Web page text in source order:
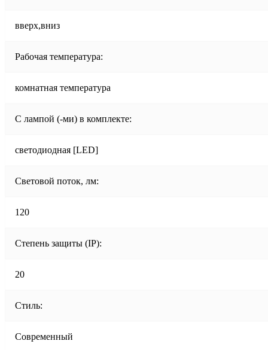
вверх,вниз
Рабочая температура:
комнатная температура
С лампой (-ми) в комплекте:
светодиодная [LED]
Световой поток, лм:
120
Степень защиты (IP):
20
Стиль:
Современный